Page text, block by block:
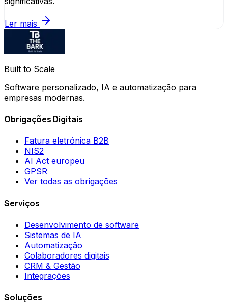
Ler mais
Built to Scale
Software personalizado, IA e automatização para
empresas modernas.
Obrigações Digitais
Fatura eletrónica B2B
NIS2
AI Act europeu
GPSR
Ver todas as obrigações
Serviços
Desenvolvimento de software
Sistemas de IA
Automatização
Colaboradores digitais
CRM & Gestão
Integrações
Soluções